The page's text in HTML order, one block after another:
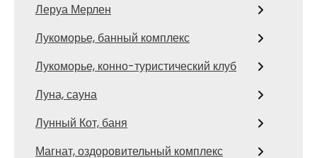
Леруа Мерлен
Лукоморье, банный комплекс
Лукоморье, конно-туристический клуб
Луна, сауна
Лунный Кот, баня
Магнат, оздоровительный комплекс